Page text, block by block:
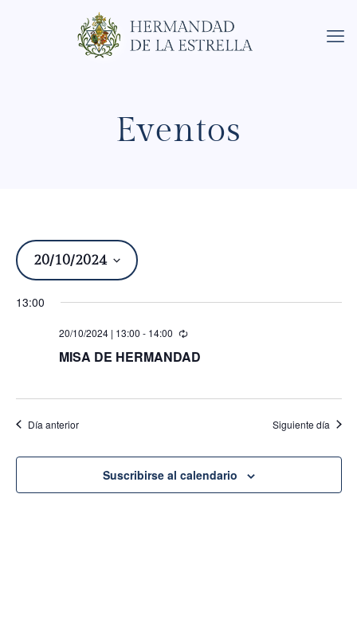
Eventos
de
20/10/2024
fecha.
13:00
20/10/2024 | 13:00 - 14:00
MISA DE HERMANDAD
Día anterior Siguiente día
Suscribirse al calendario